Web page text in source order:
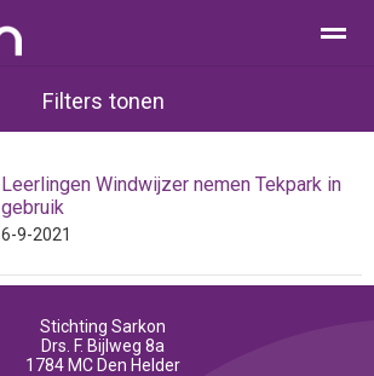
Bellen Contact E-mail
Filters tonen
Leerlingen Windwijzer nemen Tekpark in
gebruik
6-9-2021
Stichting Sarkon
Drs. F. Bijlweg 8a
1784 MC Den Helder